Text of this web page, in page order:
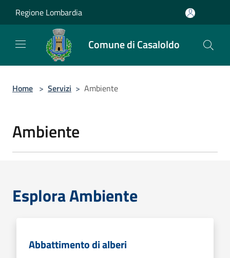
Regione Lombardia
Comune di Casaloldo
Home > Servizi > Ambiente
Ambiente
Esplora Ambiente
Abbattimento di alberi